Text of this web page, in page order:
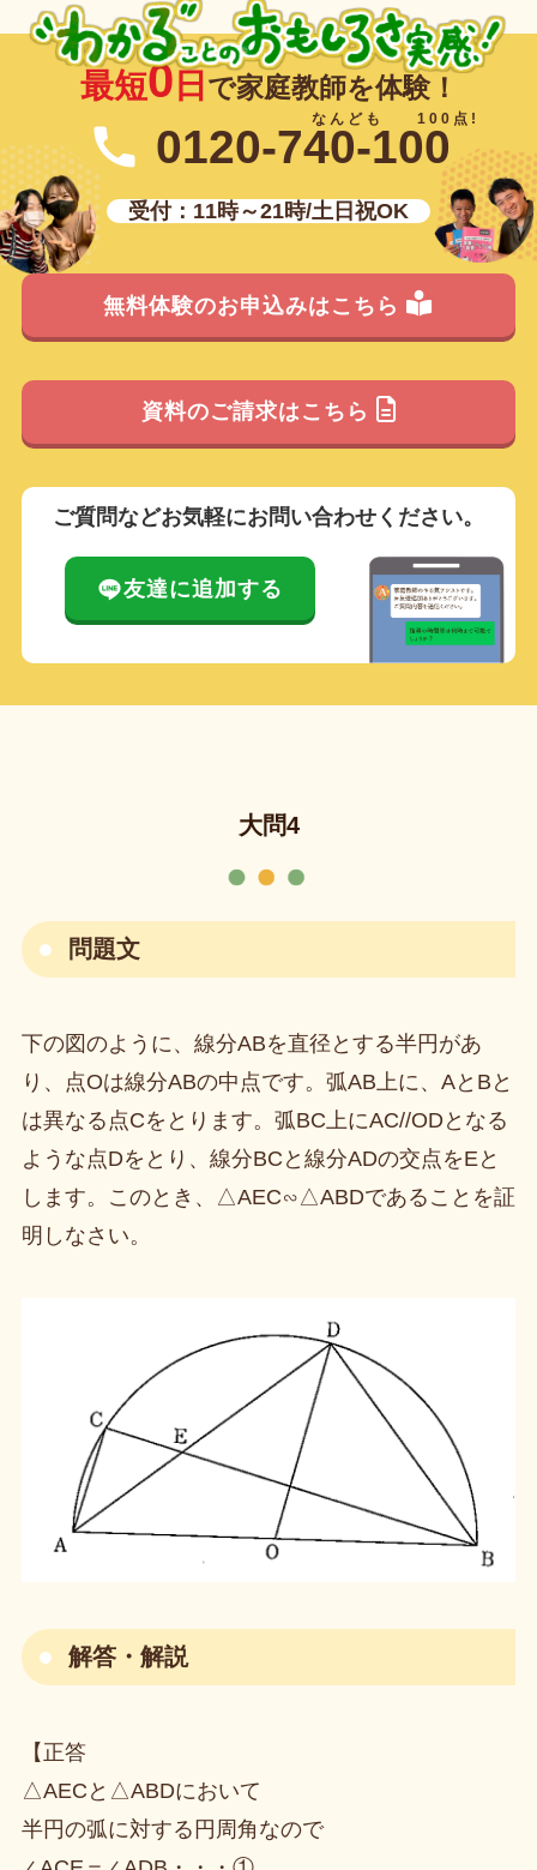
最短0 日 で家庭教師を体験！
0120-740-100
受付：11時～21時/土日祝OK
無料体験のお申込みはこちら
資料のご請求はこちら
ご質問などお気軽にお問い合わせください。
友達に追加する
大問4
問題文
下の図のように、線分ABを直径とする半円があ
り、点Oは線分ABの中点です。弧AB上に、AとBと
は異なる点Cをとります。弧BC上にAC//ODとなる
ような点Dをとり、線分BCと線分ADの交点をEと
します。このとき、△AEC∽△ABDであることを証
明しなさい。
解答・解説
【正答
△AECと△ABDにおいて
半円の弧に対する円周角なので